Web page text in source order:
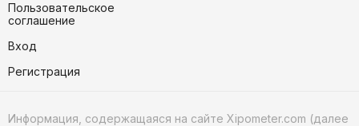
Пользовательское
соглашение
Вход
Регистрация
Информация, содержащаяся на сайте Xipometer.com (далее